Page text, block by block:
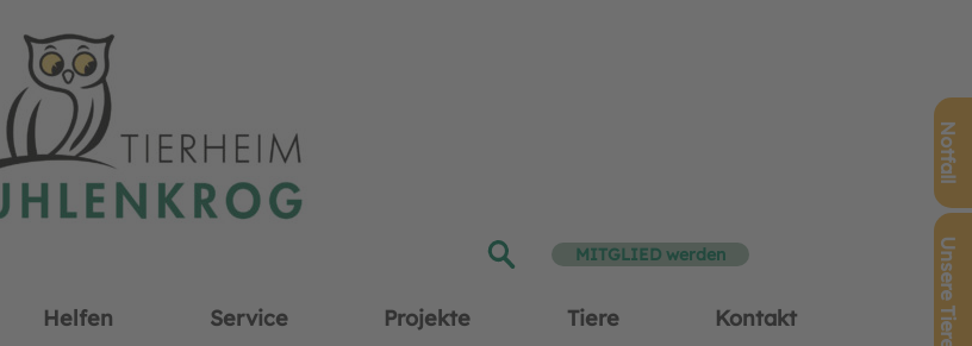
Notfall
Unsere Tiere
MITGLIED werden
Helfen Service Projekte Tiere Kontakt